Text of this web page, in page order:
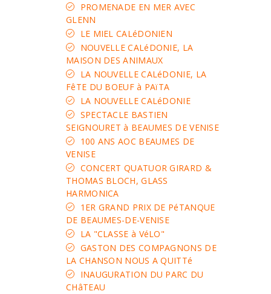
PROMENADE EN MER AVEC
GLENN
LE MIEL CALéDONIEN
NOUVELLE CALéDONIE, LA
MAISON DES ANIMAUX
LA NOUVELLE CALéDONIE, LA
FêTE DU BOEUF à PAïTA
LA NOUVELLE CALéDONIE
SPECTACLE BASTIEN
SEIGNOURET à BEAUMES DE VENISE
100 ANS AOC BEAUMES DE
VENISE
CONCERT QUATUOR GIRARD &
THOMAS BLOCH, GLASS
HARMONICA
1ER GRAND PRIX DE PéTANQUE
DE BEAUMES-DE-VENISE
LA "CLASSE à VéLO"
GASTON DES COMPAGNONS DE
LA CHANSON NOUS A QUITTé
INAUGURATION DU PARC DU
CHâTEAU